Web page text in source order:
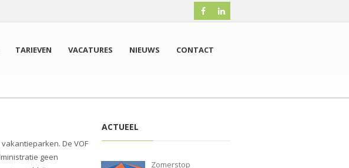
TARIEVEN VACATURES NIEUWS CONTACT
De VOF
geen
ACTUEEL
Zomerstop